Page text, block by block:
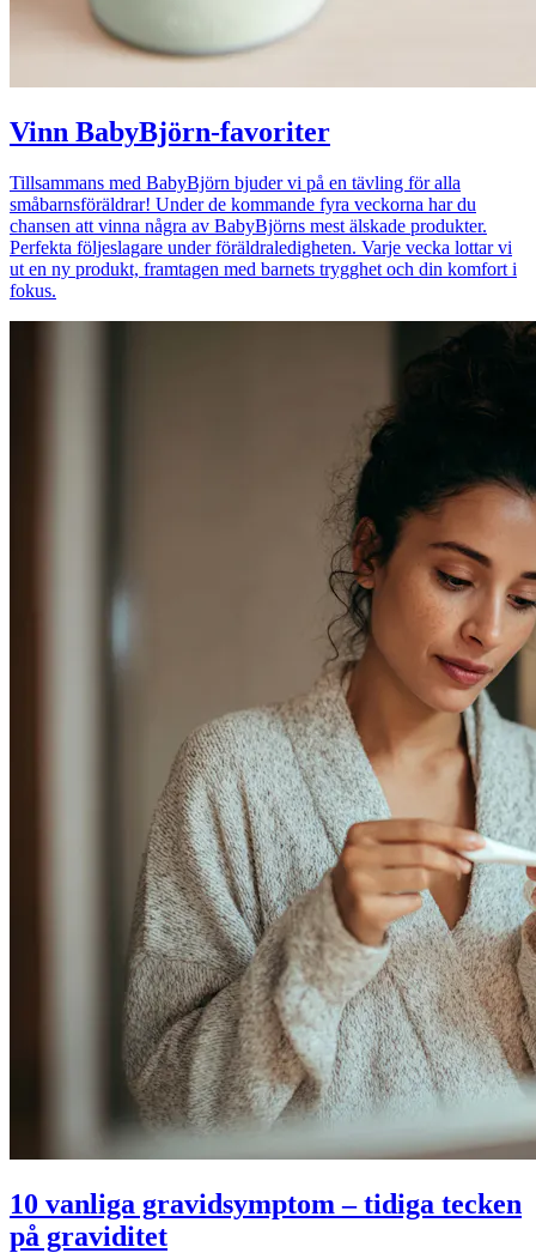
Vinn BabyBjörn-favoriter
Tillsammans med BabyBjörn bjuder vi på en tävling för alla
småbarnsföräldrar! Under de kommande fyra veckorna har du
chansen att vinna några av BabyBjörns mest älskade produkter.
Perfekta följeslagare under föräldraledigheten. Varje vecka lottar vi
ut en ny produkt, framtagen med barnets trygghet och din komfort i
fokus.
10 vanliga gravidsymptom – tidiga tecken
på graviditet